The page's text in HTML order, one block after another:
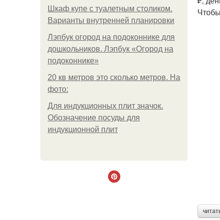
Шкаф купе с туалетным столиком.
Варианты внутренней планировки
Лэпбук огород на подоконнике для
дошкольников. Лэпбук «Огород на
подоконнике»
20 кв метров это сколько метров. На
фото:
Для индукционных плит значок.
Обозначение посуды для
индукционной плит